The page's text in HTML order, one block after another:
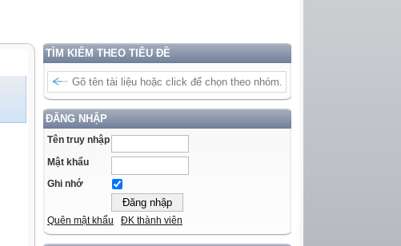
TÌM KIẾM THEO TIÊU ĐỀ
ĐĂNG NHẬP
Tên truy nhập
Mật khẩu
Ghi nhớ
Quên mật khẩu ĐK thành viên